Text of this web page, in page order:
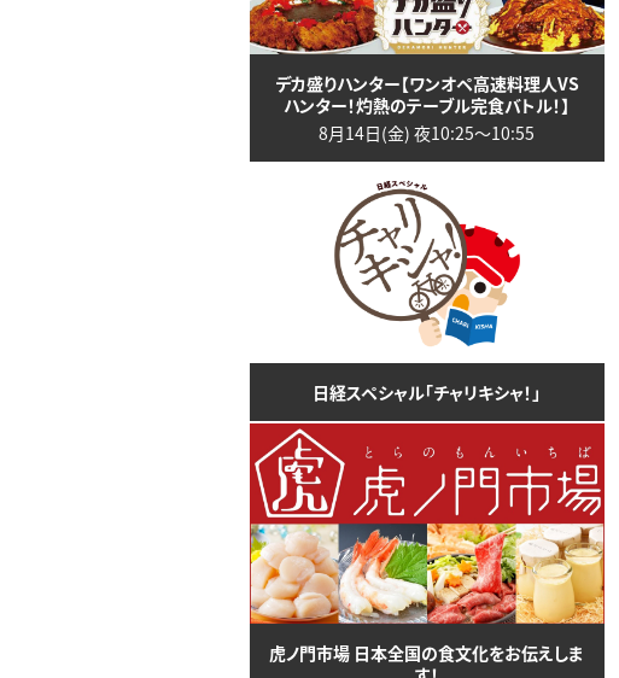
デカ盛りハンター【ワンオペ高速料理人VS
ハンター！灼熱のテーブル完食バトル！】
8月14日(金) 夜10:25〜10:55
日経スペシャル「チャリキシャ！」
虎ノ門市場 日本全国の食文化をお伝えしま